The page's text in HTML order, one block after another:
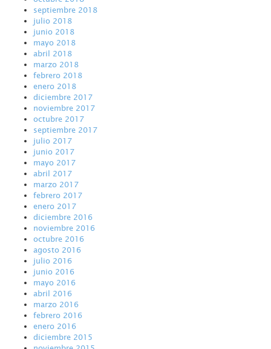
septiembre 2018
julio 2018
junio 2018
mayo 2018
abril 2018
marzo 2018
febrero 2018
enero 2018
diciembre 2017
noviembre 2017
octubre 2017
septiembre 2017
julio 2017
junio 2017
mayo 2017
abril 2017
marzo 2017
febrero 2017
enero 2017
diciembre 2016
noviembre 2016
octubre 2016
agosto 2016
julio 2016
junio 2016
mayo 2016
abril 2016
marzo 2016
febrero 2016
enero 2016
diciembre 2015